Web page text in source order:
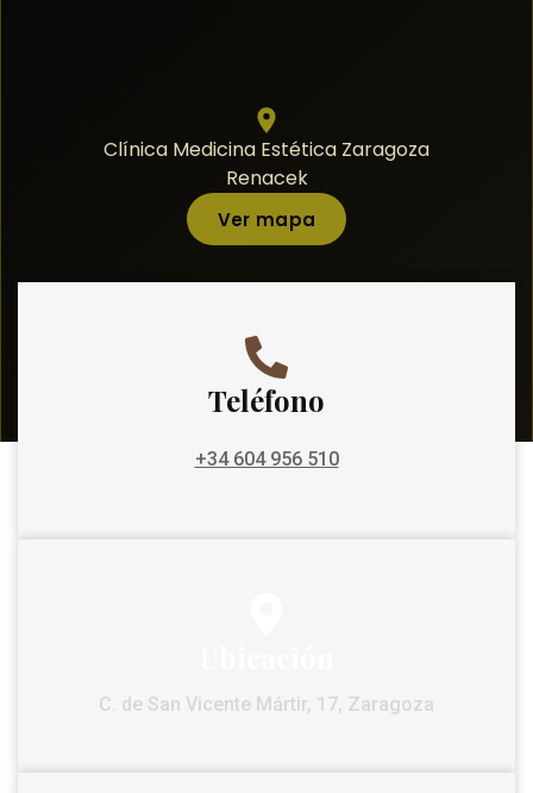
Clínica Medicina Estética Zaragoza
Renacek
Ver mapa
Teléfono
+34 604 956 510
C. de San Vicente Mártir, 17, Zaragoza